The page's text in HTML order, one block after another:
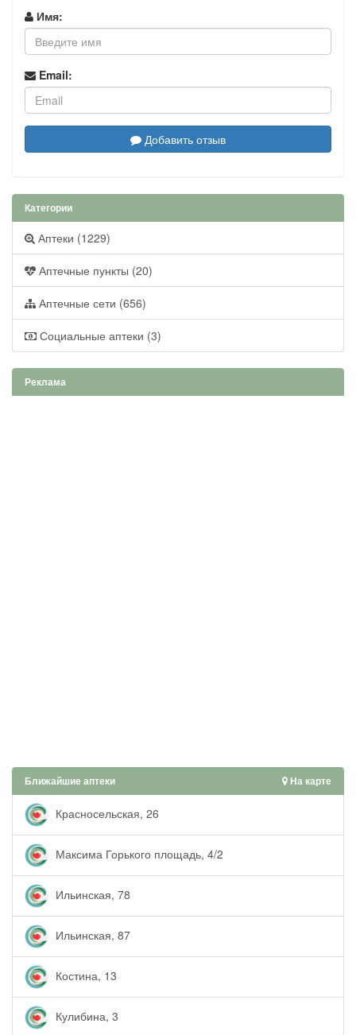
Имя:
Email:
Добавить отзыв
Категории
Аптеки (1229)
Аптечные пункты (20)
Аптечные сети (656)
Социальные аптеки (3)
Реклама
Ближайшие аптеки На карте
Красносельская, 26
Максима Горького площадь, 4/2
Ильинская, 78
Ильинская, 87
Костина, 13
Кулибина, 3